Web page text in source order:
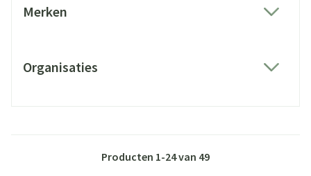
Merken
Organisaties
Producten 1-24van 49